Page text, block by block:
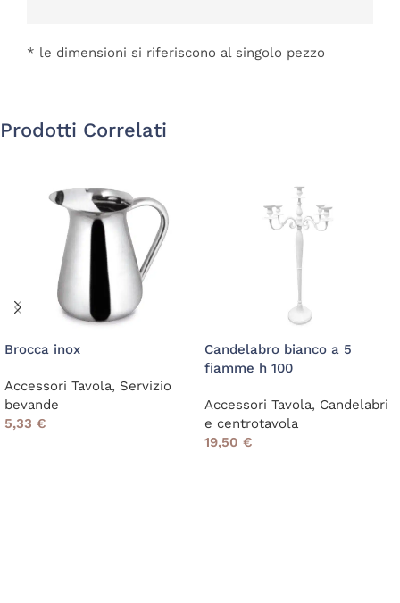
* le dimensioni si riferiscono al singolo pezzo
Prodotti Correlati
Brocca inox
Accessori Tavola, Servizio
bevande
5,33 €
Candelabro bianco a 5
fiamme h 100
Accessori Tavola, Candelabri
e centrotavola
19,50 €